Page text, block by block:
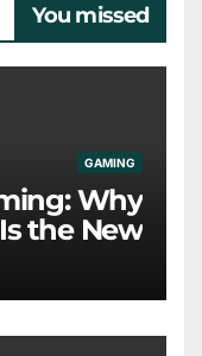
You missed
GAMING
Why
the New